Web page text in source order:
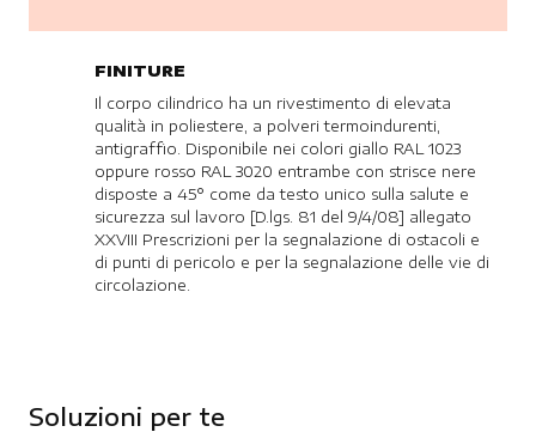
FINITURE
Il corpo cilindrico ha un rivestimento di elevata
qualità in poliestere, a polveri termoindurenti,
antigraffio. Disponibile nei colori giallo RAL 1023
oppure rosso RAL 3020 entrambe con strisce nere
disposte a 45° come da testo unico sulla salute e
sicurezza sul lavoro [D.lgs. 81 del 9/4/08] allegato
XXVIII Prescrizioni per la segnalazione di ostacoli e
di punti di pericolo e per la segnalazione delle vie di
circolazione.
Soluzioni per te